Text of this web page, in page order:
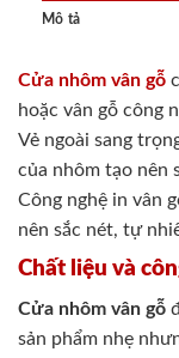
Mô tả
Cửa nhôm vân gỗ
hoặc vân gỗ công
Vẻ ngoài sang
của nhôm tạo nên
Công nghệ in vân
nên sắc nét, tự
Chất liệu và
Cửa nhôm vân gỗ
sản phẩm nhẹ